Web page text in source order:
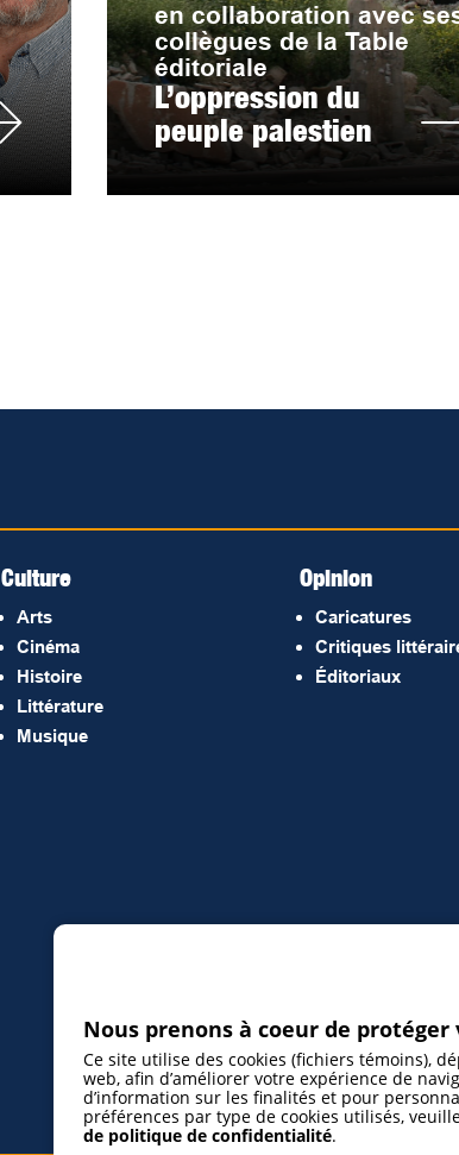
en collaboration avec
collègues de la Table
éditoriale
L’oppression du
peuple palestien
Culture
Arts
Cinéma
Histoire
Littérature
Musique
Opinion
Caricatures
Critiques
Éditoriaux
Nous prenons à coeur de protéger
Ce site utilise des cookies (fichiers témoins),
web, afin d’améliorer votre expérience de
d’information sur les finalités et pour
préférences par type de cookies utilisés,
de politique de confidentialité.